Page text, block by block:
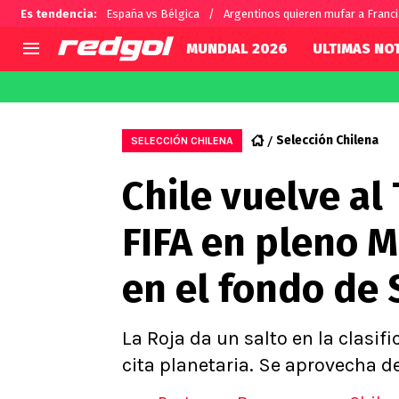
Es tendencia: España vs Bélgica Argentinos quieren mufar a
Selección Chilena
U de Chile
U Católica
Campeonato Nacional
Primera B
Segunda División
Copa Chile
Supercopa Chile
Campeonato Femenino
Fútbol
Alexis
Carlos
MUNDIAL 2026 ULTIMAS
SELECCIÓN CHILENA Selección Chilena
Chile vuelve al
FIFA en pleno
en el fondo de
La Roja da un salto en la
cita planetaria. Se aprovecha